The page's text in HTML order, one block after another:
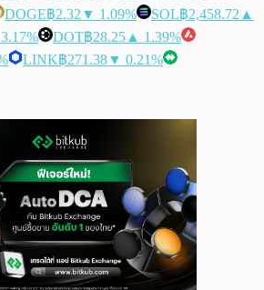
DOGE฿2.32 ▼ 1.09% SOL฿2,458.72 ▲
DOT฿28.25 ▲ 1.39%
LINK฿271.38▼ 0.21%